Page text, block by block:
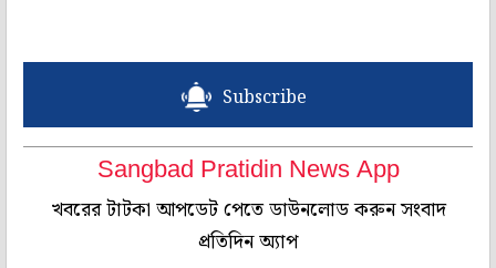
Subscribe
Sangbad Pratidin News App
খবরের টাটকা আপডেট পেতে ডাউনলোড করুন সংবাদ
প্রতিদিন অ্যাপ